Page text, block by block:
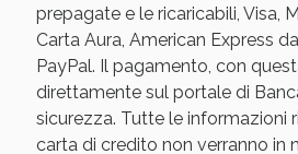
prepagate e le ricaricabili, Visa,
Carta Aura, American Express
PayPal. Il pagamento, con
direttamente sul portale di
sicurezza. Tutte le informazioni
carta di credito non verranno in